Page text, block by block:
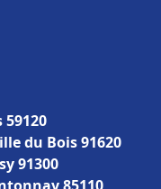
du Bois 91620
91300